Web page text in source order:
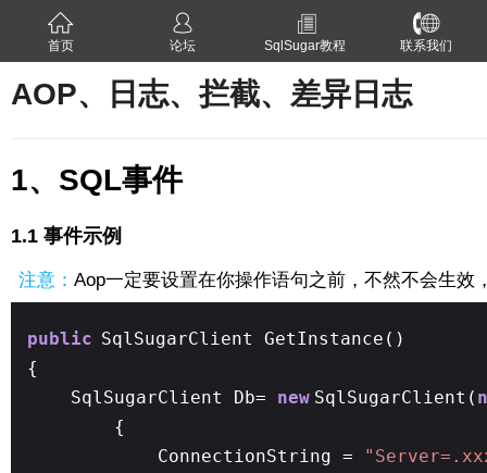
首页 论坛 SqlSugar教程 联系我们
AOP、日志、拦截、差异日志
1、SQL事件
1.1 事件示例
注意： Aop一定要设置在你操作语句之前，不然不会生效
public SqlSugarClient GetInstance()
{
SqlSugarClient Db= new SqlSugarClient(
{
ConnectionString =